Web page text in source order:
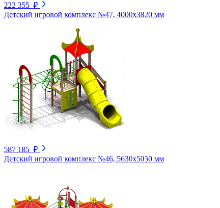
222 355 ₽
Детский игровой комплекс №47, 4000х3820 мм
587 185 ₽
Детский игровой комплекс №46, 5630х5050 мм